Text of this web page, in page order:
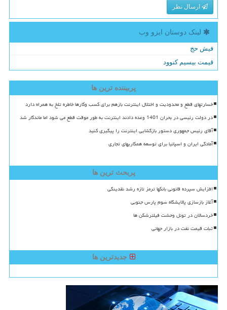
ارسال نظر
لینک دوستان ایزو وب
فیش حج
قیمت بیسیم کنوود
پربیننده ترین ها
خسارتهای قطع و محدودیت و اختلال اینترنت بازهم برای کسب وکارها خاطره تلخ به همراه دارد
در دولت رئیسی در بحران 1401 وعده دادند اینترنت به طور موقت قطع می شود اما ماندگار شد
آقای رئیس جمهوری دستور بازگشایی اینترنت را پیگیری کنید
آمادگی ایران و اسپانیا برای توسعه همکاریهای تجاری
پربحث ترین ها
افزایش سپرده قانونی بانکها ترمز تازه رشد نقدینگی
آغاز بازسازی پالایشگاه سوم پارس جنوبی
خردسالان در تونل وحشت فیلترشکن ها
ثبات قیمت نفت در بازار جهانی
جدیدترین ها